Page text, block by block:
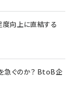
度向上に直結する
急ぐのか？ BtoB企